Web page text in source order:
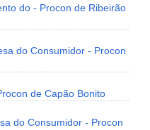
do - Procon de Ribeirão
do Consumidor - Procon
de Capão Bonito
do Consumidor - Procon